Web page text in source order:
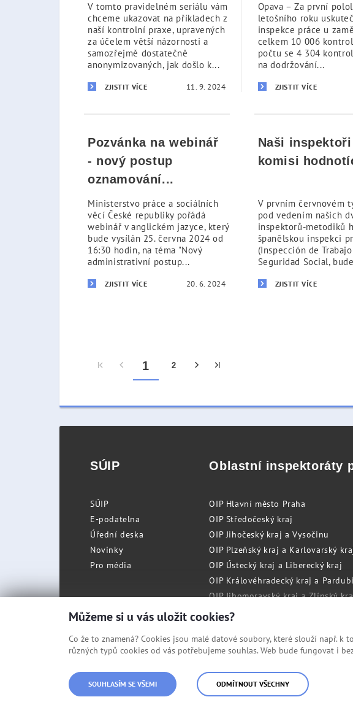
V tomto pravidelném seriálu vám
chceme ukazovat na příkladech z
naší kontrolní praxe, upravených
za účelem větší názornosti a
samozřejmě dostatečně
anonymizovaných, jak došlo k...
ZJISTIT VÍCE 11. 9. 2024
Opava – Za první
letošního roku
inspekce práce u
celkem 10 006
počtu se 4 304
na dodržování...
ZJISTIT VÍCE
Pozvánka na webinář
- nový postup
oznamování...
Ministerstvo práce a sociálních
věcí České republiky pořádá
webinář v anglickém jazyce, který
bude vysílán 25. června 2024 od
16:30 hodin, na téma "Nový
administrativní postup...
ZJISTIT VÍCE 20. 6. 2024
Naši
komisi
V prvním červnovém
pod vedením našich
inspektorů-metodiků
španělskou inspekci
(Inspección de
Seguridad Social,
ZJISTIT VÍCE
1 2
SÚIP
SÚIP
E-podatelna
Úřední deska
Novinky
Pro média
Oblastní inspektoráty
OIP Hlavní město Praha
OIP Středočeský kraj
OIP Jihočeský kraj a Vysočinu
OIP Plzeňský kraj a Karlovarský
OIP Ústecký kraj a Liberecký kraj
OIP Královéhradecký kraj a
OIP Jihomoravský kraj a Zlínský
OIP Moravskoslezský kraj a
© Státní úřad inspekce práce
Můžeme si u vás uložit cookies?
Co že to znamená? Cookies jsou malé datové soubory, které slouží např.
různých typů cookies od vás potřebujeme souhlas. Web bude fungovat i
SOUHLASÍM SE VŠEMI ODMÍTNOUT VŠECHNY